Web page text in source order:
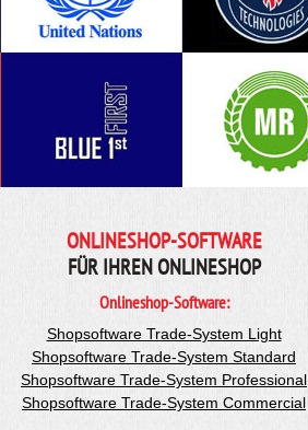
ONLINESHOP-SOFTWARE
FÜR IHREN ONLINESHOP
Onlineshop-Software:
Shopsoftware Trade-System Light
Shopsoftware Trade-System Standard
Shopsoftware Trade-System Professional
Shopsoftware Trade-System Commercial